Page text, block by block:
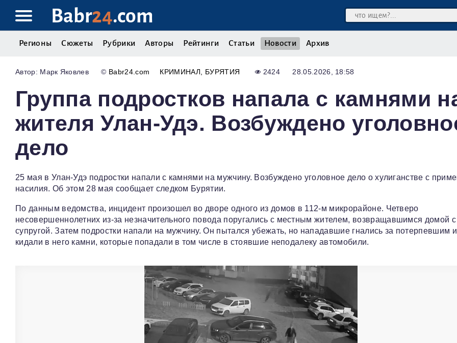
Babr24.com
Регионы Сюжеты Рубрики Авторы Рейтинги Статьи Новости Архив
Марк Яковлев © Babr24.com КРИМИНАЛ БУРЯТИЯ 2424 28.05.2026, 18:58
Группа подростков напала с камнями
жителя Улан-Удэ. Возбуждено
дело
25 мая в Улан-Удэ подростки напали с камнями на мужчину. Возбуждено уголовное дело о хулиганстве с
насилия. Об этом 28 мая сообщает следком Бурятии.
По данным ведомства, инцидент произошел во дворе одного из домов в 112-м микрорайоне. Четверо
несовершеннолетних из-за незначительного повода поругались с местным жителем, возвращавшимся домой с
супругой. Затем подростки напали на мужчину. Он пытался убежать, но нападавшие гнались за потерпевшим и
кидали в него камни, которые попадали в том числе в стоявшие неподалеку автомобили.